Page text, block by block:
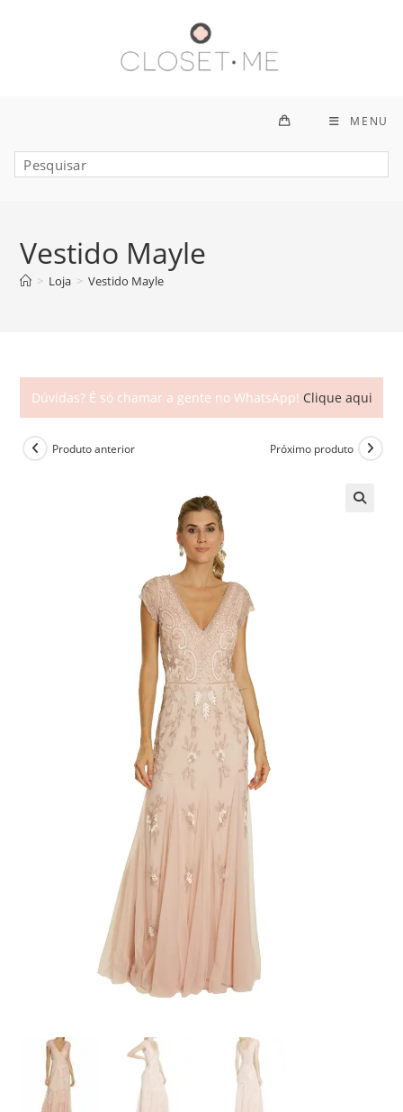
MENU
Vestido Mayle
> Loja > Vestido Mayle
Dúvidas? É só chamar a gente no WhatsApp! Clique aqui
Produto anterior Próximo produto